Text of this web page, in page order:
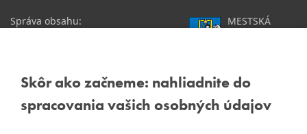
Skôr ako začneme: nahliadnite do
spracovania vašich osobných údajov
Správa obsahu:
Staršie informácie a dokumenty
starej stránke Dúbravky
MESTSKÁ
Žatevná 2, 844 02